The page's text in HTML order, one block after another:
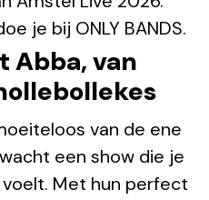
je bij ONLY BANDS.
Abba, van
van de ene
een show die je
Met hun perfect